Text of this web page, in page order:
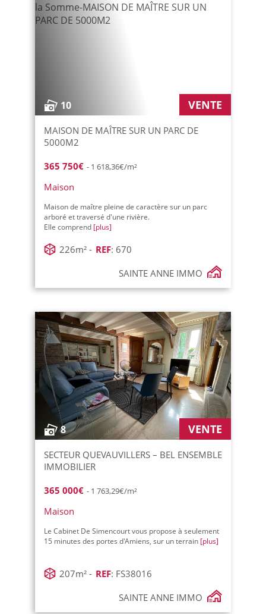
10 VENTE
MAISON DE MAÎTRE SUR UN PARC DE
5000M2
365 750€ - 1 618,36€/m²
Maison
Maison de maître pleine de caractère sur un parc
arboré et traversé d'une rivière.
Elle comprend [plus]
226m² - REF: 670
SAINTE ANNE IMMO
8 VENTE
SECTEUR QUEVAUVILLERS – BEL ENSEMBLE
IMMOBILIER
365 000€ - 1 763,29€/m²
Maison
Le Cabinet De Simencourt vous propose à seulement
15 minutes des portes d'Amiens, sur un terrain [plus]
207m² - REF: FS38016
SAINTE ANNE IMMO